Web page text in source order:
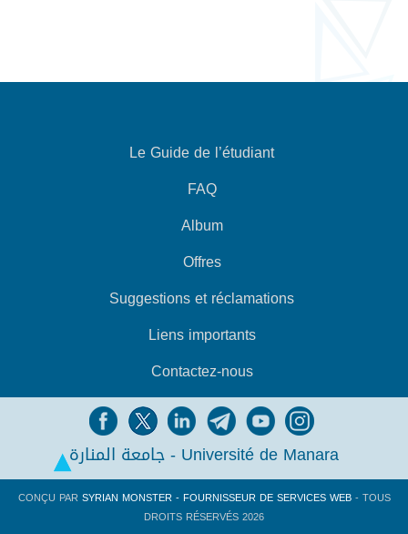
Le Guide de l’étudiant
FAQ
Album
Offres
Suggestions et réclamations
Liens importants
Contactez-nous
جامعة المنارة - Université de Manara
CONÇU PARSYRIAN MONSTER - FOURNISSEUR DE SERVICES WEB- TOUS
DROITS RÉSERVÉS 2026